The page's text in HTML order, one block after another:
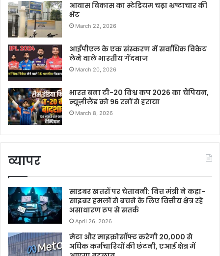
आवास विकास का स्टेडियम चढ़ा भ्रष्टाचार की
भेंट
March 22, 2026
आईपीएल के एक संस्करण में सर्वाधिक विकेट
लेने वाले भारतीय गेंदबाज
March 20, 2026
भारत बना टी-20 विश्व कप 2026 का चैंपियन,
न्यूज़ीलैंड को 96 रनों से हराया
March 8, 2026
व्यापर
साइबर खतरों पर चेतावनी: वित्त मंत्री ने कहा-
साइबर हमलों से बचने के लिए वित्तीय क्षेत्र रहे
असाधारण रूप से सतर्क
April 26, 2026
मेटा और माइक्रोसॉफ्ट करेगी 20,000 से
अधिक कर्मचारियों की छंटनी, एआई क्षेत्र में